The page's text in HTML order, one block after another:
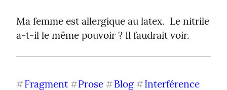
Ma femme est allergique au latex.  Le nitrile
a-t-il le même pouvoir ? Il faudrait voir.
#Fragment #Prose #Blog #Interférence